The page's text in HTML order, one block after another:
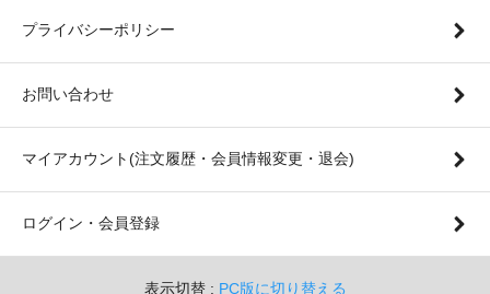
プライバシーポリシー
お問い合わせ
マイアカウント(注文履歴・会員情報変更・退会)
ログイン・会員登録
表示切替 : PC版に切り替える